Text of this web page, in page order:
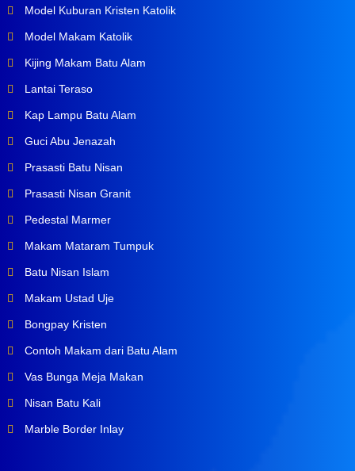
Model Kuburan Kristen Katolik
Model Makam Katolik
Kijing Makam Batu Alam
Lantai Teraso
Kap Lampu Batu Alam
Guci Abu Jenazah
Prasasti Batu Nisan
Prasasti Nisan Granit
Pedestal Marmer
Makam Mataram Tumpuk
Batu Nisan Islam
Makam Ustad Uje
Bongpay Kristen
Contoh Makam dari Batu Alam
Vas Bunga Meja Makan
Nisan Batu Kali
Marble Border Inlay